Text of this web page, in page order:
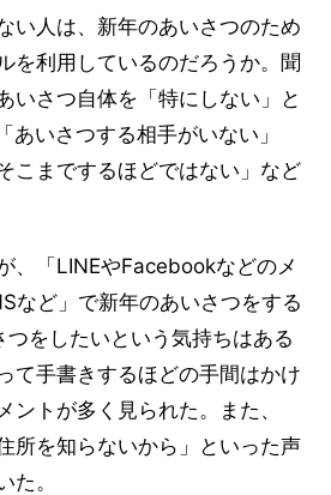
い人は、新年のあいさつのため
を利用しているのだろうか。聞
いさつ自体を「特にしない」と
あいさつする相手がいない」
こまでするほどではない」など
、「LINEやFacebookなどのメ
など」で新年のあいさつをする
をしたいという気持ちはある
て手書きするほどの手間はかけ
ントが多く見られた。また、
所を知らないから」といった声
た。